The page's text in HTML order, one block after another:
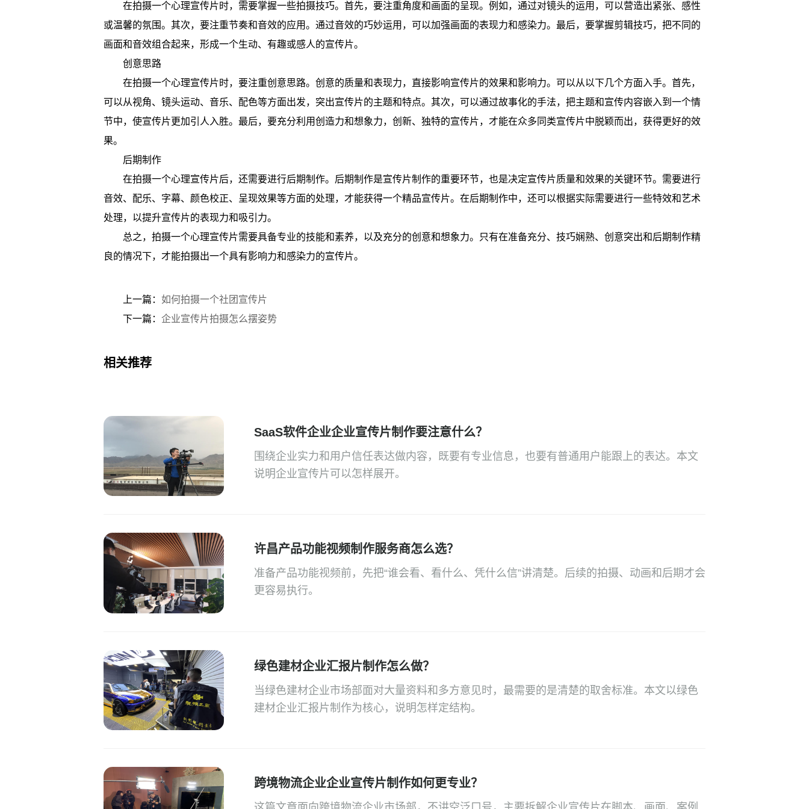
在拍摄一个心理宣传片时，需要掌握一些拍摄技巧。首先，要注重角度和画面的呈现。例如，通过对镜头的运用，可以营造出紧张、感性
或温馨的氛围。其次，要注重节奏和音效的应用。通过音效的巧妙运用，可以加强画面的表现力和感染力。最后，要掌握剪辑技巧，把不同的
画面和音效组合起来，形成一个生动、有趣或感人的宣传片。
创意思路
在拍摄一个心理宣传片时，要注重创意思路。创意的质量和表现力，直接影响宣传片的效果和影响力。可以从以下几个方面入手。首先，
可以从视角、镜头运动、音乐、配色等方面出发，突出宣传片的主题和特点。其次，可以通过故事化的手法，把主题和宣传内容嵌入到一个情
节中，使宣传片更加引人入胜。最后，要充分利用创造力和想象力，创新、独特的宣传片，才能在众多同类宣传片中脱颖而出，获得更好的效
果。
后期制作
在拍摄一个心理宣传片后，还需要进行后期制作。后期制作是宣传片制作的重要环节，也是决定宣传片质量和效果的关键环节。需要进行
音效、配乐、字幕、颜色校正、呈现效果等方面的处理，才能获得一个精品宣传片。在后期制作中，还可以根据实际需要进行一些特效和艺术
处理，以提升宣传片的表现力和吸引力。
总之，拍摄一个心理宣传片需要具备专业的技能和素养，以及充分的创意和想象力。只有在准备充分、技巧娴熟、创意突出和后期制作精
良的情况下，才能拍摄出一个具有影响力和感染力的宣传片。
上一篇： 如何拍摄一个社团宣传片
下一篇： 企业宣传片拍摄怎么摆姿势
相关推荐
SaaS软件企业企业宣传片制作要注意什么？
围绕企业实力和用户信任表达做内容，既要有专业信息，也要有普通用户能跟上的表达。本文
说明企业宣传片可以怎样展开。
许昌产品功能视频制作服务商怎么选？
准备产品功能视频前，先把“谁会看、看什么、凭什么信”讲清楚。后续的拍摄、动画和后期才会
更容易执行。
绿色建材企业汇报片制作怎么做？
当绿色建材企业市场部面对大量资料和多方意见时，最需要的是清楚的取舍标准。本文以绿色
建材企业汇报片制作为核心，说明怎样定结构。
跨境物流企业企业宣传片制作如何更专业？